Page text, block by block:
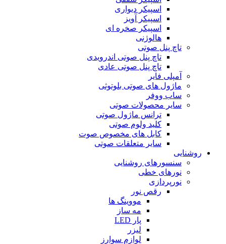
اسپیکر دیواری
اسپیکر آویز
اسپیکر صخره ای
هالوژنی
تاچ پنل صوتی
تاچ پنل صوتی اندرویدی
تاچ پنل صوتی عادی
آمپلی فایر
ماژول های صوتی بلوتوثی
ساب ووفر
سایر محصولات صوتی
ترانس ماژول صوتی
کلید ولوم صوتی
کابل های مخصوص صوت
سایر متعلقات صوتی
روشنایی
سنسورهای روشنایی
نورهای خطی
نورپردازی
رقص نور
مووینگ ها
مه ساز
پار LED
لیزر
لوازم سوارز